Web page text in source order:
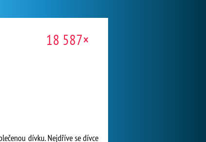
18 587×
dívku. Nejdříve se dívce